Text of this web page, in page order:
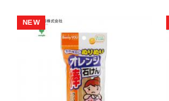
NEW